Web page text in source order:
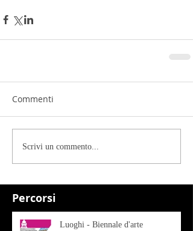
Percorsi
Commenti
Scrivi un commento...
Luoghi - Biennale d'arte